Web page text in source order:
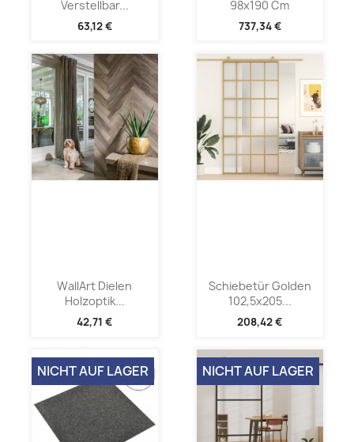
Verstellbar...
63,12 €
98x190 Cm
737,34 €
WallArt Dielen
Holzoptik...
42,71 €
Schiebetür Golden
102,5x205...
208,42 €
NICHT AUF LAGER NICHT AUF LAGER